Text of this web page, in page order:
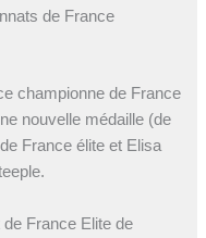
de France
championne de France
nouvelle médaille (de
France élite et Elisa
France Elite de